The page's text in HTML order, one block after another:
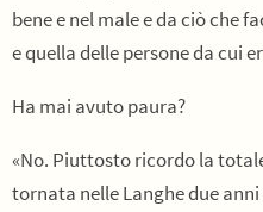
bene e nel male e da ciò che
e quella delle persone da cui
Ha mai avuto paura?
«No. Piuttosto ricordo la
tornata nelle Langhe due